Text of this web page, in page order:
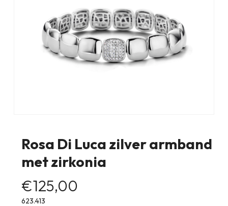
Rosa Di Luca zilver armband
met zirkonia
€125,00
623.413